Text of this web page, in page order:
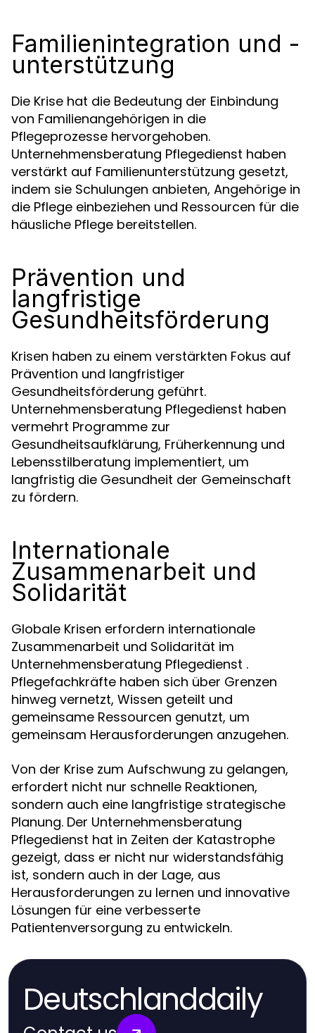
Familienintegration und -
unterstützung
Die Krise hat die Bedeutung der Einbindung
von Familienangehörigen in die
Pflegeprozesse hervorgehoben.
Unternehmensberatung Pflegedienst haben
verstärkt auf Familienunterstützung gesetzt,
indem sie Schulungen anbieten, Angehörige in
die Pflege einbeziehen und Ressourcen für die
häusliche Pflege bereitstellen.
Prävention und
langfristige
Gesundheitsförderung
Krisen haben zu einem verstärkten Fokus auf
Prävention und langfristiger
Gesundheitsförderung geführt.
Unternehmensberatung Pflegedienst haben
vermehrt Programme zur
Gesundheitsaufklärung, Früherkennung und
Lebensstilberatung implementiert, um
langfristig die Gesundheit der Gemeinschaft
zu fördern.
Internationale
Zusammenarbeit und
Solidarität
Globale Krisen erfordern internationale
Zusammenarbeit und Solidarität im
Unternehmensberatung Pflegedienst .
Pflegefachkräfte haben sich über Grenzen
hinweg vernetzt, Wissen geteilt und
gemeinsame Ressourcen genutzt, um
gemeinsam Herausforderungen anzugehen.
Von der Krise zum Aufschwung zu gelangen,
erfordert nicht nur schnelle Reaktionen,
sondern auch eine langfristige strategische
Planung. Der Unternehmensberatung
Pflegedienst hat in Zeiten der Katastrophe
gezeigt, dass er nicht nur widerstandsfähig
ist, sondern auch in der Lage, aus
Herausforderungen zu lernen und innovative
Lösungen für eine verbesserte
Patientenversorgung zu entwickeln.
Deutschlanddaily